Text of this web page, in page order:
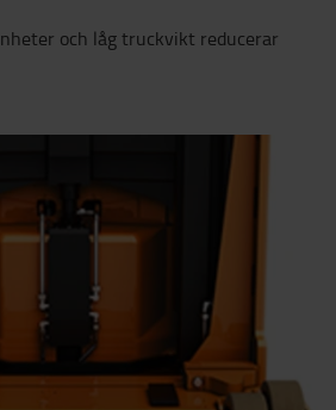
och låg truckvikt reducerar